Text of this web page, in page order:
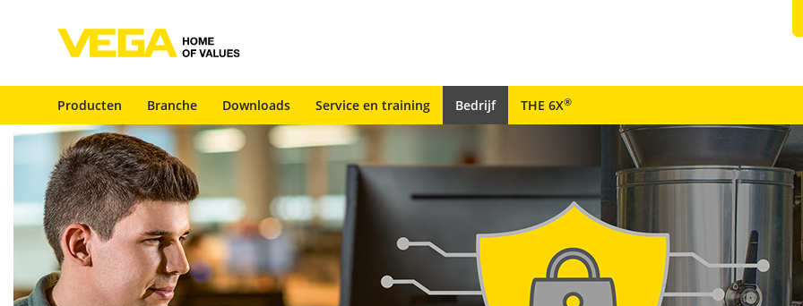
Producten Branche Downloads Service en training Bedrijf THE 6X®